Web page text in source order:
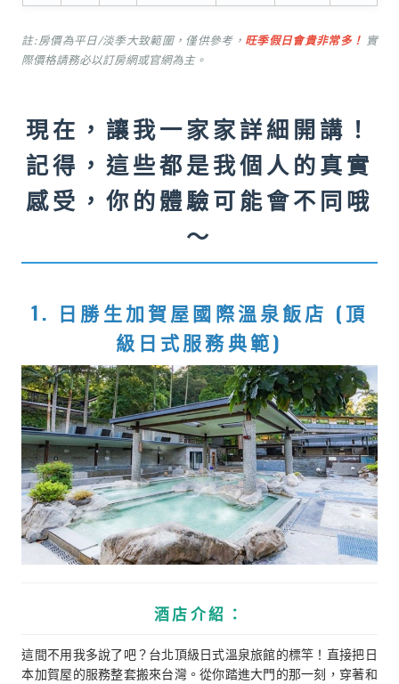
註: 房價為平日/淡季大致範圍，僅供參考， 旺季假日會貴非常多！ 實
際價格請務必以訂房網或官網為主。
現在，讓我一家家詳細開講！
記得，這些都是我個人的真實
感受，你的體驗可能會不同哦
～
1. 日勝生加賀屋國際溫泉飯店 (頂
級日式服務典範)
酒店介紹：
這間不用我多說了吧？台北頂級日式溫泉旅館的標竿！直接把日
本加賀屋的服務整套搬來台灣。從你踏進大門的那一刻，穿著和